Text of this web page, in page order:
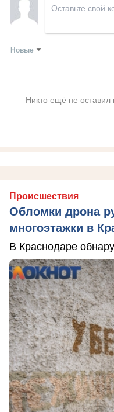
Новые
Никто ещё не оставил
Происшествия
Обломки дрона
многоэтажки в
В Краснодаре